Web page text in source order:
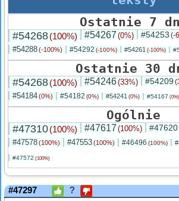
Ostatnie 7
#54268(100%) #54267 (0%) #54253 (-
#54288(-100%) #54292 (-100%) #54261 (-100%)
Ostatnie 30
#54268(100%) #54246(33%) #54209
#54184(0%) #54182 (0%) #54241 (0%) #54167 (0%)
Ogólnie
#47310(100%) #47617 (100%) #47620
#47578(100%) #47553(100%) #46496 (100%)
#47572 (100%)
#47297 ?